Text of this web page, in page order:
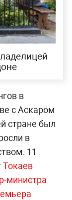
в
с Аскаром
стране был
в
11
Токаев
министра